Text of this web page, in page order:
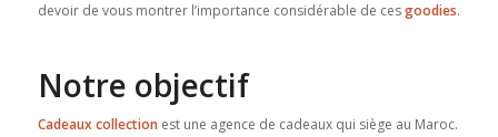
devoir de vous montrer l’importance considérable de cesgoodies.
Notre objectif
Cadeaux collection est une agence de cadeaux qui siège au Maroc.